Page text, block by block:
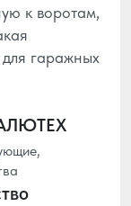
к воротам,
гаражных